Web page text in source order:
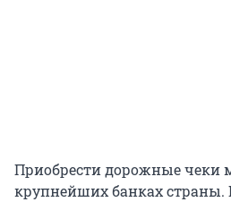
Приобрести дорожные чеки
крупнейших банках страны.